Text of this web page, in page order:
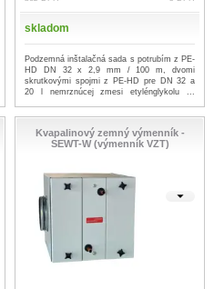
skladom
Podzemná inštalačná sada s potrubím z PE-
HD DN 32 x 2,9 mm / 100 m, dvomi
skrutkovými spojmi z PE-HD pre DN 32 a
20 l nemrznúcej zmesi etylénglykolu ...
Kvapalinový zemný výmenník -
SEWT-W (výmenník VZT)